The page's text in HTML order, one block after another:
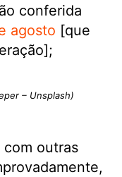
conferida
agosto [que
– Unsplash)
com outras